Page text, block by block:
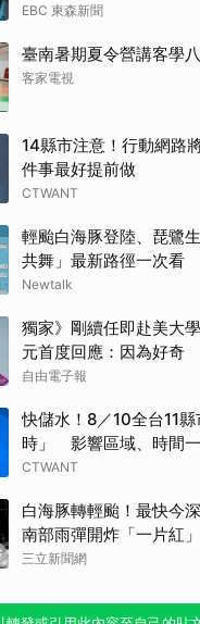
EBC 東森新聞
臺南暑期夏令營講客學
客家電視
14縣市注意！行動網
件事最好提前做
CTWANT
輕颱白海豚登陸、琵鷺
共舞」最新路徑一次看
Newtalk
獨家》剛續任即赴美大
元首度回應：因為好奇
自由電子報
快儲水！8／10全台11
時」 影響區域、時間
CTWANT
白海豚轉輕颱！最快今
南部雨彈開炸「一片紅」
三立新聞網